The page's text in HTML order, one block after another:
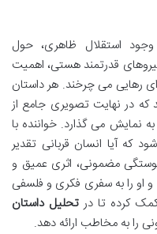
استقلال ظاهری، حول
قدرتمند هستی، اهمیت
رهایی می چرخند. هر داستان
که در نهایت تصویری جامع از
نمایش می گذارد. خواننده با
که آیا انسان قربانی تقدیر
مضمونی، اثری عمیق و
و او را به سفری فکری و فلسفی
کرده تا در تحلیل داستان
را به مخاطب ارائه دهد.